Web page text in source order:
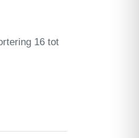
16 tot